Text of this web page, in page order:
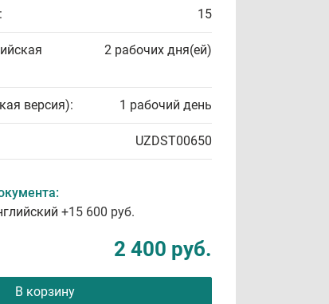
15
2 рабочих дня(ей)
версия): 1 рабочий день
UZDST00650
+15 600 руб.
2 400 руб.
В корзину